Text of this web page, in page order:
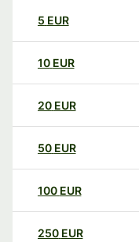
5 EUR
10 EUR
20 EUR
50 EUR
100 EUR
250 EUR